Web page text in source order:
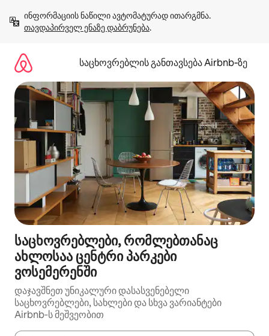
გადასვლა
თავდაპირველ ენაზე დაბრუნება.
საცხოვრებლის განთავსება Airbnb‑ზე
საცხოვრებლები, რომლებთანაც
ახლოსაა ცენტრი პარკები
ვოსემერენში
დაჯავშნეთ უნიკალური დასასვენებელი
საცხოვრებლები, სახლები და სხვა ვარიანტები
Airbnb‑ს მეშვეობით